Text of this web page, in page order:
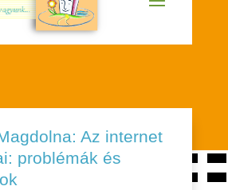
Az internet
problémák és